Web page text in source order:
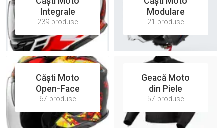
Integrale
239 produse
Modulare
21 produse
Căști Moto
Open-Face
67 produse
Geacă Moto
din Piele
57 produse